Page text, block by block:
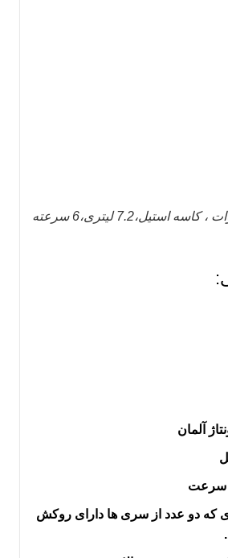
داری توان 1800 وات ، کاسه استیل،7.2 لیتری،6 سرعته
آلمان
سری که دو عدد از سری ها دارای روکش